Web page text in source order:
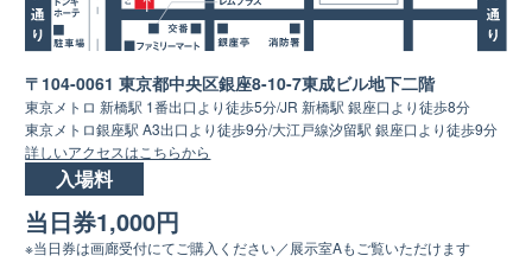
〒104-0061 東京都中央区銀座8-10-7東成ビル地下二階
東京メトロ 新橋駅 1番出口より徒歩5分/JR 新橋駅 銀座口より徒歩8分
東京メトロ銀座駅 A3出口より徒歩9分/大江戸線汐留駅 銀座口より徒歩9分
詳しいアクセスはこちらから
入場料
当日券1,000円
※当日券は画廊受付にてご購入ください／展示室Aもご覧いただけます